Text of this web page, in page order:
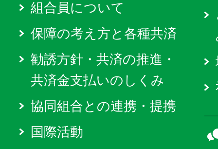
組合員について
保障の考え方と各種共済
勧誘方針・共済の推進・
共済金支払いのしくみ
協同組合との連携・提携
国際活動